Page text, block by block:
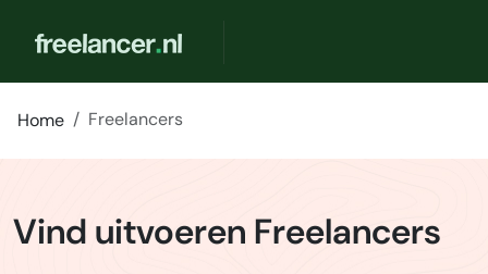
Home Freelancers
Vind uitvoeren Freelancers